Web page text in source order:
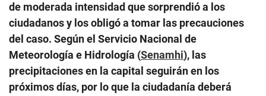
de moderada intensidad que sorprendió a los
ciudadanos y los obligó a tomar las precauciones
del caso. Según el Servicio Nacional de
Meteorología e Hidrología (Senamhi), las
precipitaciones en la capital seguirán en los
próximos días, por lo que la ciudadanía deberá